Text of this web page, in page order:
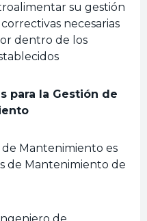
su gestión
necesarias
dentro de los
para la Gestión de
de Mantenimiento es
de Mantenimiento de